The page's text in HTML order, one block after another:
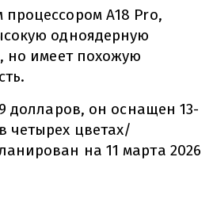
A18 Pro,
одноядерную
но имеет похожую
долларов, он оснащен 13-
четырех цветах/
на 11 марта 2026